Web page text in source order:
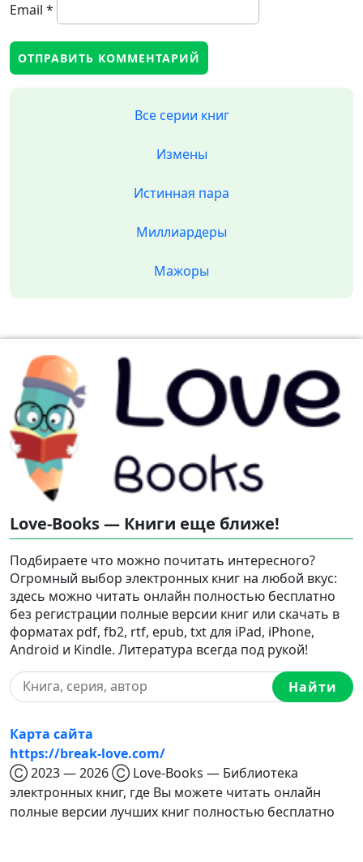
Email *
Все серии книг
Измены
Истинная пара
Миллиардеры
Мажоры
Love-Books — Книги еще ближе!
Подбираете что можно почитать интересного?
Огромный выбор электронных книг на любой вкус:
здесь можно читать онлайн полностью бесплатно
без регистрации полные версии книг или скачать в
форматах pdf, fb2, rtf, epub, txt для iPad, iPhone,
Android и Kindle. Литература всегда под рукой!
Найти
Карта сайта
https://break-love.com/
Ⓒ 2023 — 2026 Ⓒ Love-Books — Библиотека
электронных книг, где Вы можете читать онлайн
полные версии лучших книг полностью бесплатно